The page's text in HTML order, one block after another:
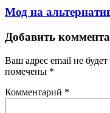
Мод на
Добавить
Ваш адрес email не
помечены *
Комментарий *